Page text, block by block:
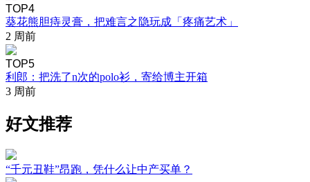
TOP4
葵花熊胆痔灵膏，把难言之隐玩成「疼痛艺术」
2 周前
TOP5
利郎：把洗了n次的polo衫，寄给博主开箱
3 周前
好文推荐
“千元丑鞋”昂跑，凭什么让中产买单？